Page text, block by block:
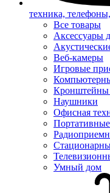
техника,
Все товары
Аксессуары
Веб-камеры
Игровые
Кронштейны
Наушники
Офисная
Умный дом